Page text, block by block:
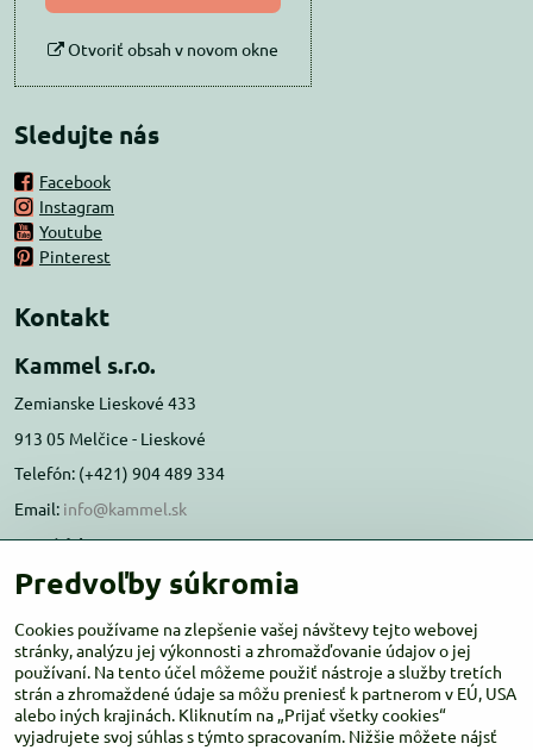
Otvoriť obsah v novom okne
Sledujte nás
Facebook
Instagram
Youtube
Pinterest
Kontakt
Kammel s.r.o.
Zemianske Lieskové 433
913 05 Melčice - Lieskové
Telefón: (+421) 904 489 334
Email: info@kammel.sk
Prevádzka:
Administratívna budova PD Melčice
Otváracie hodiny:PO-ŠT 8:00 - 16:00
PIA-NE Zatvorené
Predvoľby súkromia
Cookies používame na zlepšenie vašej návštevy tejto webovej
stránky, analýzu jej výkonnosti a zhromažďovanie údajov o jej
používaní. Na tento účel môžeme použiť nástroje a služby tretích
strán a zhromaždené údaje sa môžu preniesť k partnerom v EÚ, USA
alebo iných krajinách. Kliknutím na „Prijať všetky cookies“
vyjadrujete svoj súhlas s týmto spracovaním. Nižšie môžete nájsť